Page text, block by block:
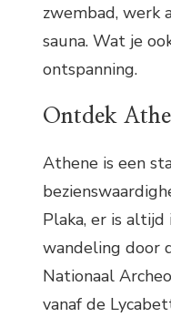
zwembad, werk
sauna. Wat je
ontspanning.
Ontdek
Athene is een
Plaka, er is
wandeling door
Nationaal
vanaf de